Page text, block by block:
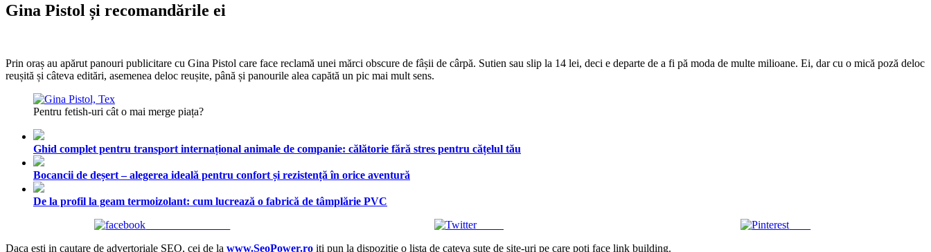
Gina Pistol și recomandările ei
Prin oraș au apărut panouri publicitare cu Gina Pistol care face reclamă unei mărci obscure de fâșii de cârpă. Sutien sau slip la 14 lei, deci e departe de a fi pă moda de multe milioane. Ei, dar cu o mică poză deloc
reușită și câteva editări, asemenea deloc reușite, până și panourile alea capătă un pic mai mult sens.
Pentru fetish-uri cât o mai merge piața?
Ghid complet pentru transport internațional animale de companie: călătorie fără stres pentru cățelul tău
Bocancii de deșert – alegerea ideală pentru confort și rezistență în orice aventură
De la profil la geam termoizolant: cum lucrează o fabrică de tâmplărie PVC
Tweet
Daca esti in cautare de advertoriale SEO, cei de la www.SeoPower.ro iti pun la dispozitie o lista de cateva sute de site-uri pe care poti face link building.